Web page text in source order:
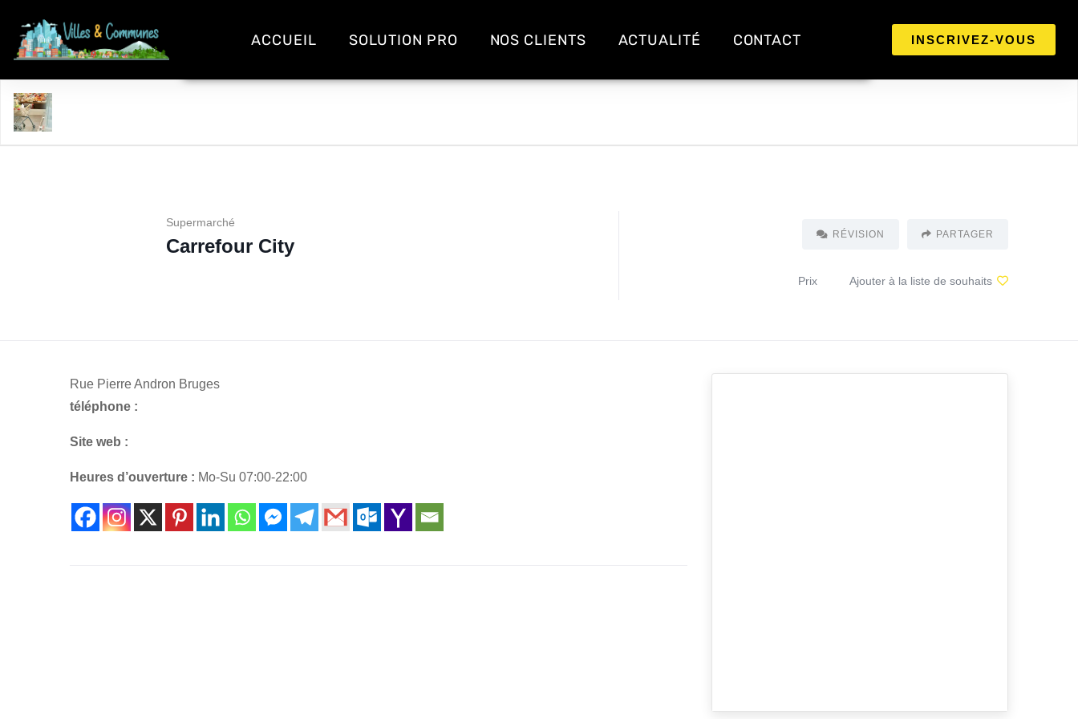
ACCUEIL SOLUTION PRO NOS CLIENTS ACTUALITÉ CONTACT INSCRIVEZ-VOUS
Supermarché
Carrefour City
RÉVISION PARTAGER
Prix Ajouter à la liste de souhaits
Rue Pierre Andron Bruges
téléphone :
Site web :
Heures d’ouverture : Mo-Su 07:00-22:00